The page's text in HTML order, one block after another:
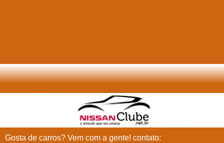
Gosta de carros? Vem com a gente! contato: